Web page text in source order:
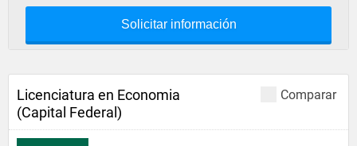
Solicitar información
Comparar
Licenciatura en Economia
(Capital Federal)